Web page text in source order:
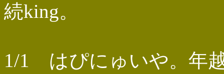
続king。
1/1 はぴにゅいや。年